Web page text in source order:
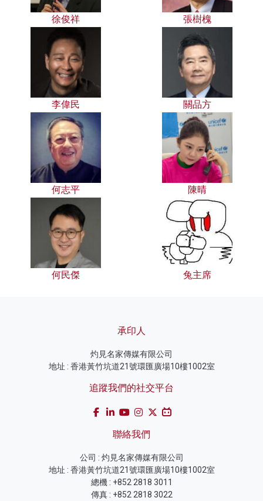
徐俊祥 張樹槐
李偉民 關品方
何志平 陳晴
何民傑 兔主席
承印人
灼見名家傳媒有限公司
地址 : 香港黃竹坑道21號環匯廣場10樓1002室
追蹤我們的社交平台
聯絡我們
公司 : 灼見名家傳媒有限公司
地址 : 香港黃竹坑道21號環匯廣場10樓1002室
總機 : +852 2818 3011
傳真 : +852 2818 3022